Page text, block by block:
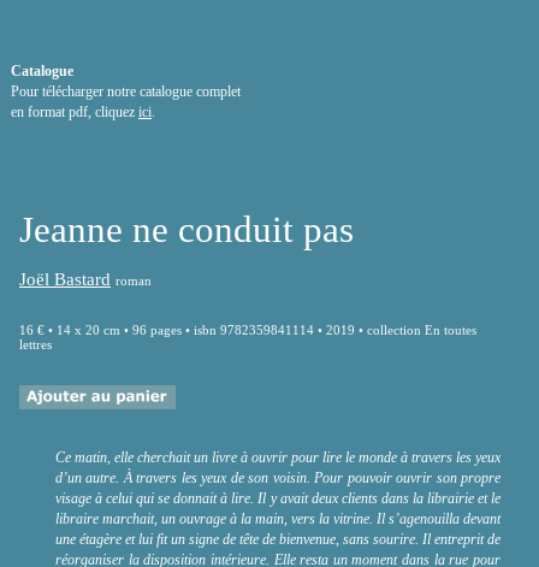
Catalogue
Pour télécharger notre catalogue complet
en format pdf, cliquez ici
Jeanne ne conduit pas
Joël Bastard roman
16 € • 14 x 20 cm • 96 pages • isbn 9782359841114 • 2019 • collection En toutes
lettres
Ce matin, elle cherchait un livre à ouvrir pour lire le monde à travers les yeux
d’un autre. À travers les yeux de son voisin. Pour pouvoir ouvrir son propre
visage à celui qui se donnait à lire. Il y avait deux clients dans la librairie et le
libraire marchait, un ouvrage à la main, vers la vitrine. Il s’agenouilla devant
une étagère et lui fit un signe de tête de bienvenue, sans sourire. Il entreprit de
réorganiser la disposition intérieure. Elle resta un moment dans la rue pour